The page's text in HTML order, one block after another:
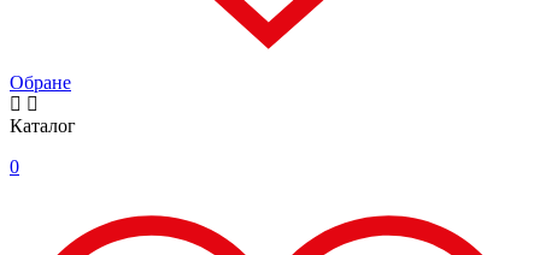
Обране
Каталог
0